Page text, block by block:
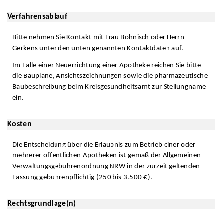
Verfahrensablauf
Bitte nehmen Sie Kontakt mit Frau Böhnisch oder Herrn
Gerkens unter den unten genannten Kontaktdaten auf.
Im Falle einer Neuerrichtung einer Apotheke reichen Sie bitte
die Baupläne, Ansichtszeichnungen sowie die pharmazeutische
Baubeschreibung beim Kreisgesundheitsamt zur Stellungname
ein.
Kosten
Die Entscheidung über die Erlaubnis zum Betrieb einer oder
mehrerer öffentlichen Apotheken ist gemäß der Allgemeinen
Verwaltungsgebührenordnung NRW in der zurzeit geltenden
Fassung gebührenpflichtig (250 bis 3.500 €).
Rechtsgrundlage(n)